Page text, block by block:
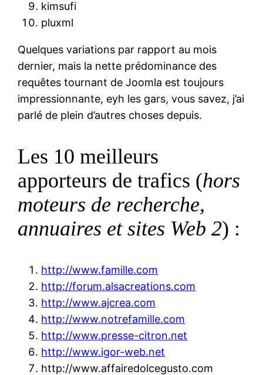
kimsufi
pluxml
Quelques variations par rapport au mois
dernier, mais la nette prédominance des
requêtes tournant de Joomla est toujours
impressionnante, eyh les gars, vous savez, j’ai
parlé de plein d’autres choses depuis.
Les 10 meilleurs
apporteurs de trafics (hors
moteurs de recherche,
annuaires et sites Web 2) :
http://www.famille.com
http://forum.alsacreations.com
http://www.ajcrea.com
http://www.notrefamille.com
http://www.presse-citron.net
http://www.igor-web.net
http://www.affairedolcegusto.com